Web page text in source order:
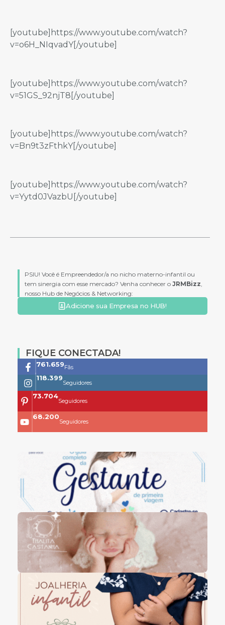
[youtube]https://www.youtube.com/watch?
v=o6H_NIqvadY[/youtube]
[youtube]https://www.youtube.com/watch?
v=51GS_92njT8[/youtube]
[youtube]https://www.youtube.com/watch?
v=Bn9t3zFthkY[/youtube]
[youtube]https://www.youtube.com/watch?
v=Yytd0JVazbU[/youtube]
PSIU! Você é Empreendedor/a no nicho materno-infantil ou
tem sinergia com esse mercado? Venha conhecer o JRMBizz
nosso Hub de Negócios & Networking:
Adicione sua Empresa no HUB!
FIQUE CONECTADA!
761.659Fãs
118.399
Seguidores
73.704
Seguidores
68.200
Seguidores